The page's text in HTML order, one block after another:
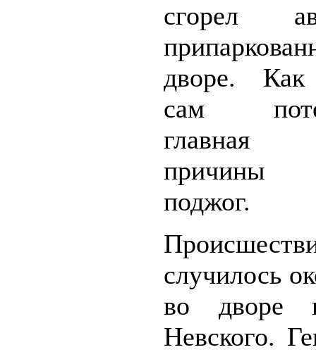
сгорел
дворе.
сам
главная
поджог.
случилось
во дворе
Невского.